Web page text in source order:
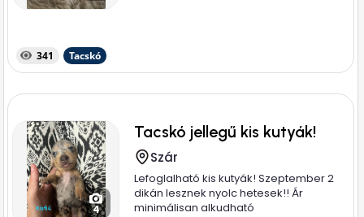
341 Tacskó
4
Tacskó jellegű kis kutyák!
Szár
Lefoglalható kis kutyák! Szeptember 2
dikán lesznek nyolc hetesek!! Ár
minimálisan alkudható